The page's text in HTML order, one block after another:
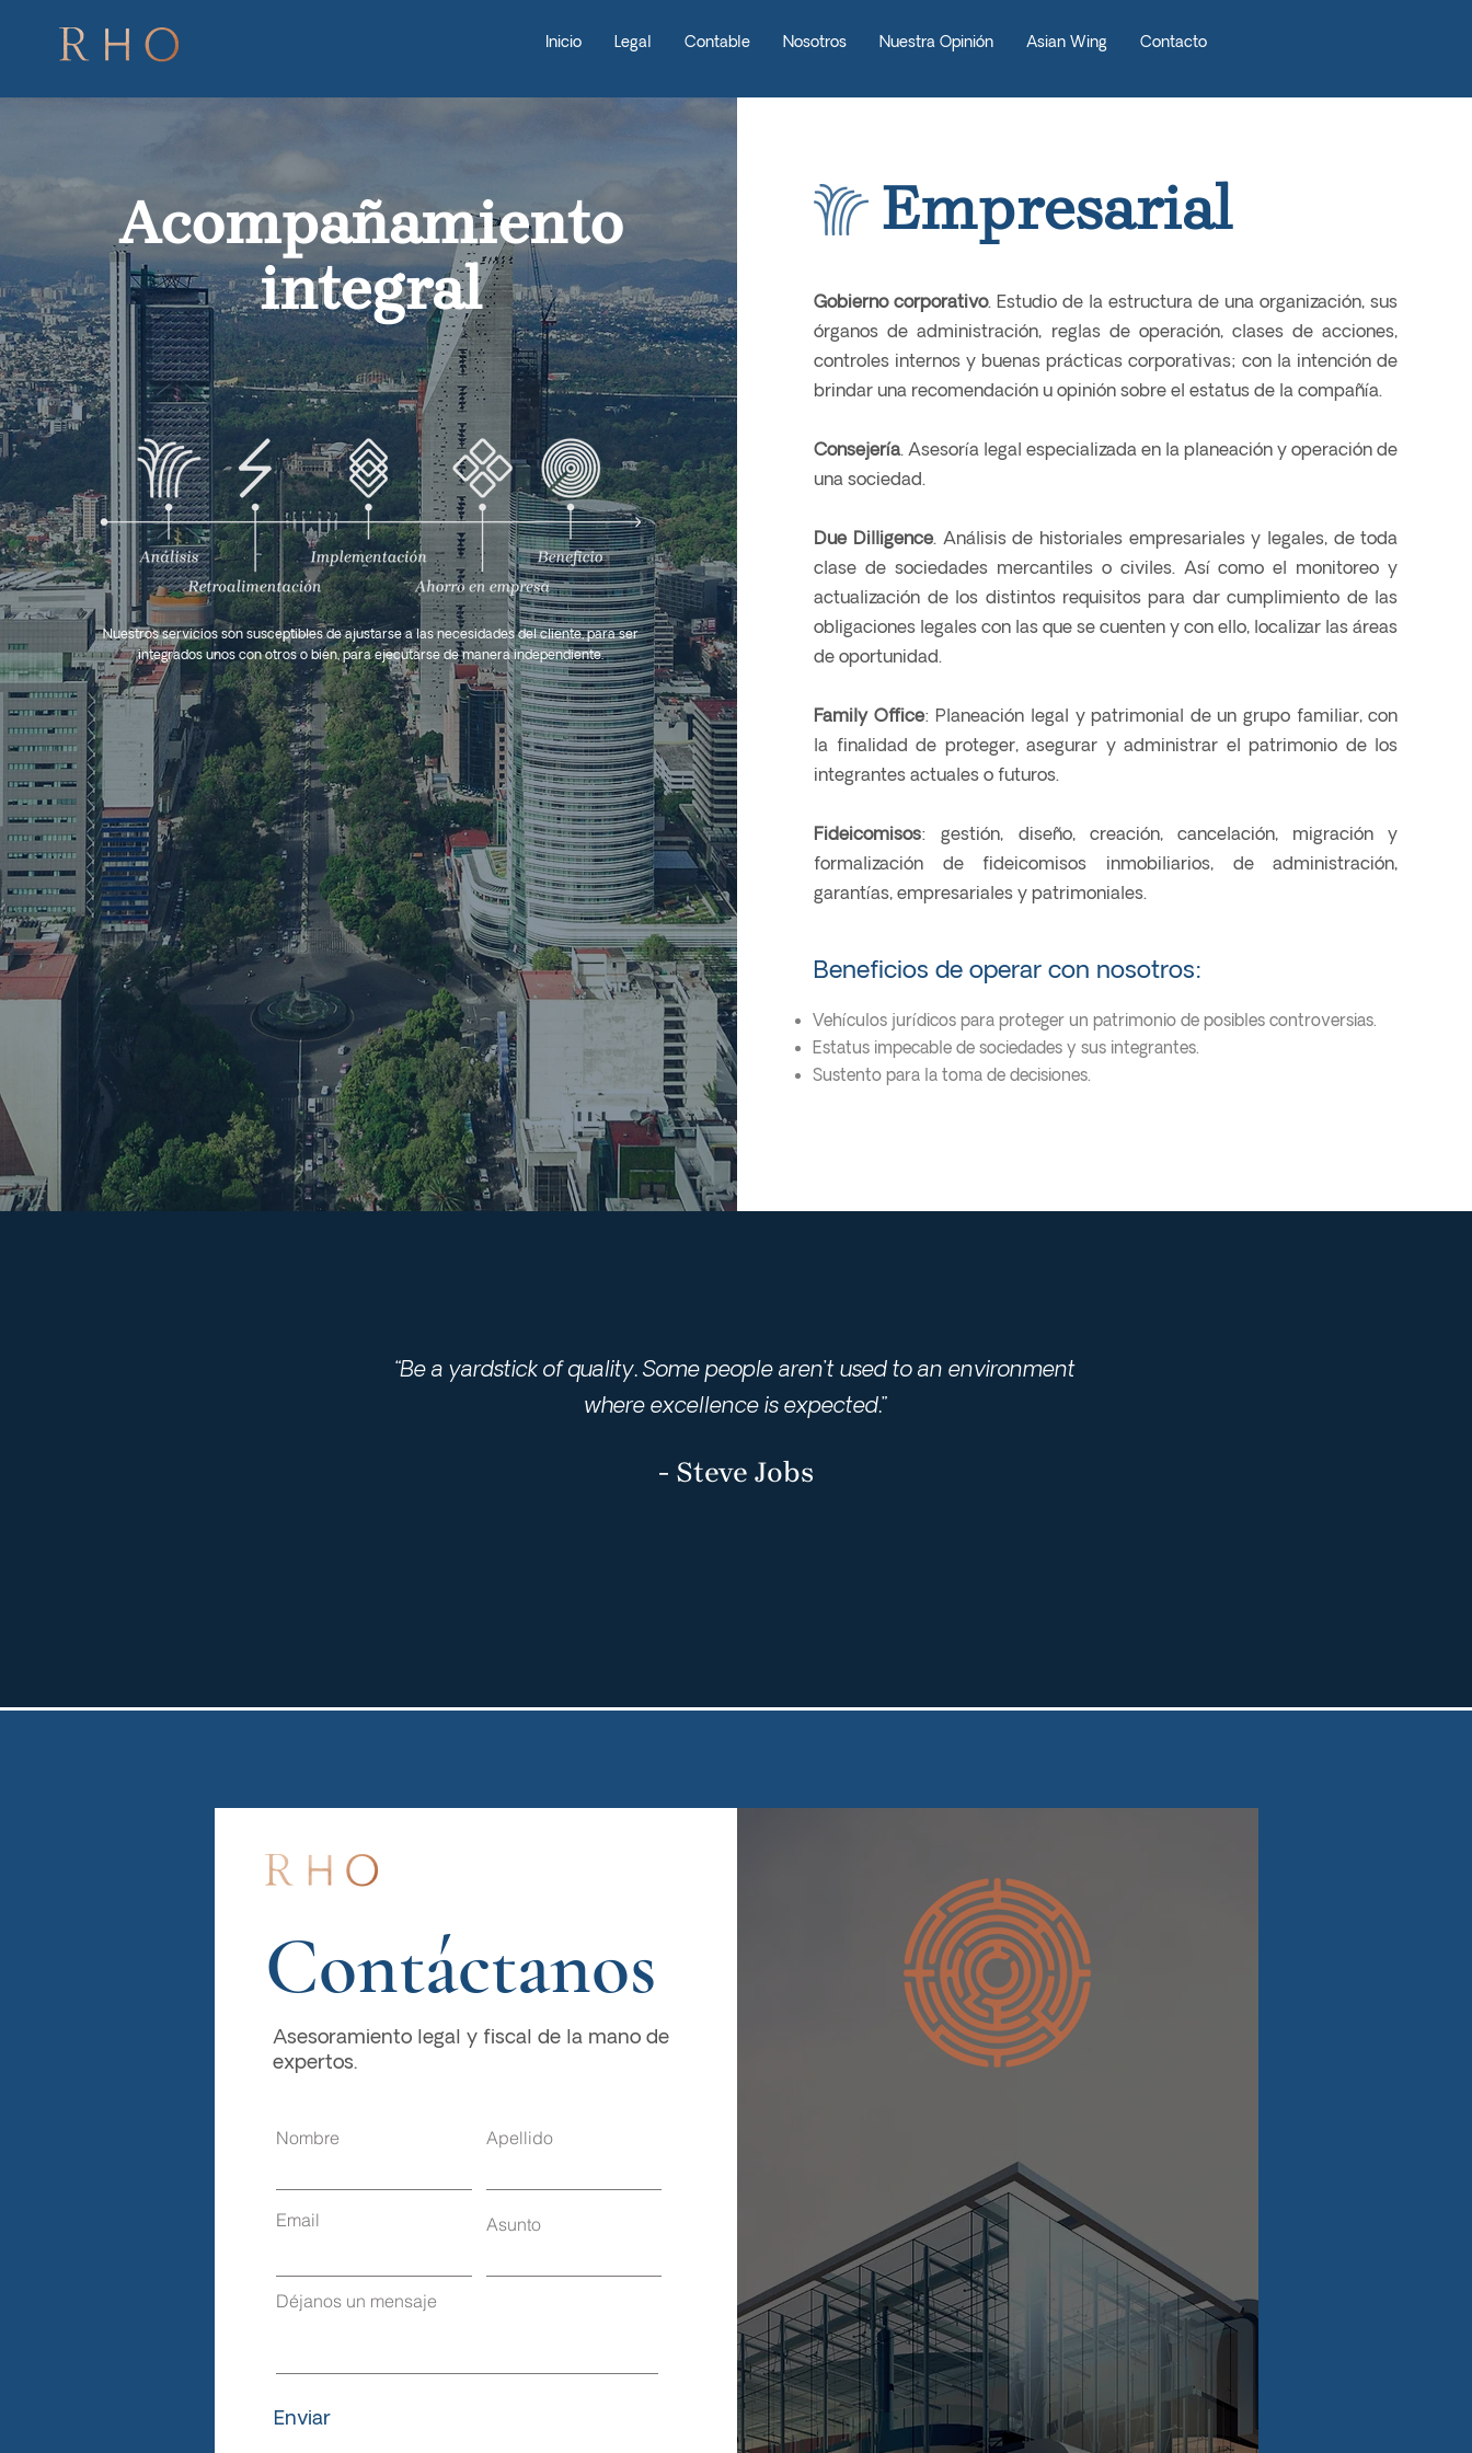
Inicio Legal Contable Nosotros Nuestra Opinión Asian Wing Contacto
Acompañamiento
integral
Nuestros servicios son susceptibles de ajustarse a las necesidades del cliente, para ser
integrados unos con otros o bien, para ejecutarse de manera independiente.
Empresarial
Gobierno corporativo. Estudio de la estructura de una organización, sus
órganos de administración, reglas de operación, clases de acciones,
controles internos y buenas prácticas corporativas; con la intención de
brindar una recomendación u opinión sobre el estatus de la compañía.
Consejería. Asesoría legal especializada en la planeación y operación de
una sociedad.
Due Dilligence. Análisis de historiales empresariales y legales, de toda
clase de sociedades mercantiles o civiles. Así como el monitoreo y
actualización de los distintos requisitos para dar cumplimiento de las
obligaciones legales con las que se cuenten y con ello, localizar las áreas
de oportunidad.
Family Office: Planeación legal y patrimonial de un grupo familiar, con
la finalidad de proteger, asegurar y administrar el patrimonio de los
integrantes actuales o futuros.
Fideicomisos: gestión, diseño, creación, cancelación, migración y
formalización de fideicomisos inmobiliarios, de administración,
garantías, empresariales y patrimoniales.
Beneficios de operar con nosotros:
Vehículos jurídicos para proteger un patrimonio de posibles controversias.
Estatus impecable de sociedades y sus integrantes.
Sustento para la toma de decisiones.
“Be a yardstick of quality. Some people aren’t used to an environment
where excellence is expected.”
- Steve Jobs
Contáctanos
Asesoramiento legal y fiscal de la mano de
expertos.
Nombre Apellido
Email Asunto
Déjanos un mensaje
Enviar